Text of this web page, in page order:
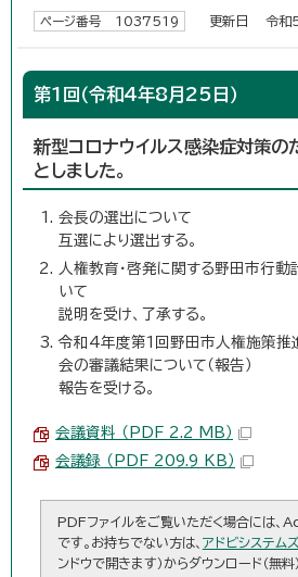
ページ番号 1037519 更新日 令和5
第1回（令和4年8月25日）
新型コロナウイルス感染症対策の
としました。
会長の選出について
互選により選出する。
人権教育・啓発に関する野田市行
いて
説明を受け、了承する。
令和4年度第1回野田市人権施策推
会の審議結果について（報告）
報告を受ける。
会議資料 （PDF 2.2 MB）
会議録 （PDF 209.9 KB）
PDFファイルをご覧いただく場合には
です。お持ちでない方は、 アドビシステム
ンドウで開きます）からダウンロード（無料